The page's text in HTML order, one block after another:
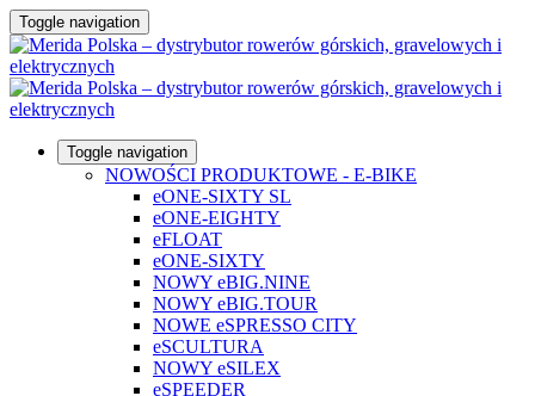
Toggle navigation
Toggle navigation
NOWOŚCI PRODUKTOWE - E-BIKE
eONE-SIXTY SL
eONE-EIGHTY
eFLOAT
eONE-SIXTY
NOWY eBIG.NINE
NOWY eBIG.TOUR
NOWE eSPRESSO CITY
eSCULTURA
NOWY eSILEX
eSPEEDER